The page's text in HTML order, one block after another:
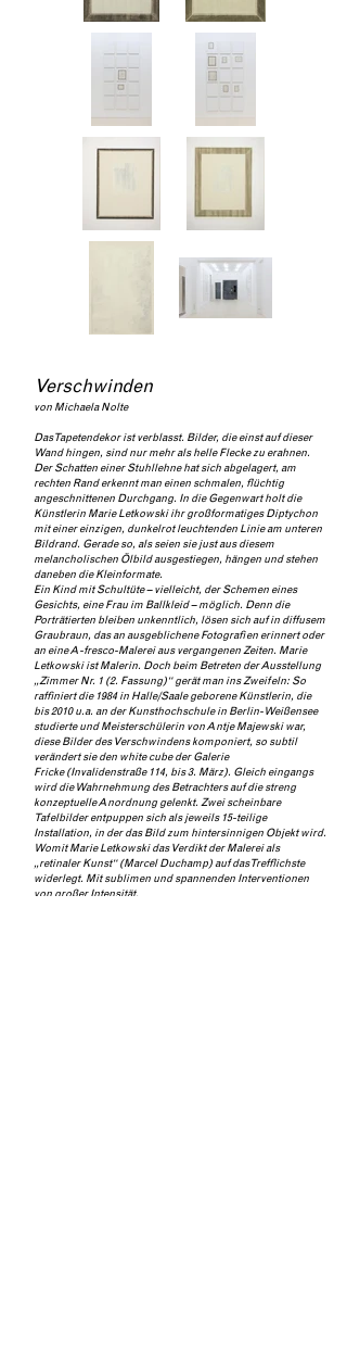
Verschwinden
von Michaela Nolte
Das Tapetendekor ist verblasst. Bilder, die einst auf dieser
Wand hingen, sind nur mehr als helle Flecke zu erahnen.
Der Schatten einer Stuhllehne hat sich abgelagert, am
rechten Rand erkennt man einen schmalen, flüchtig
angeschnittenen Durchgang. In die Gegenwart holt die
Künstlerin Marie Letkowski ihr großformatiges Diptychon
mit einer einzigen, dunkelrot leuchtenden Linie am unteren
Bildrand. Gerade so, als seien sie just aus diesem
melancholischen Ölbild ausgestiegen, hängen und stehen
daneben die Kleinformate.
Ein Kind mit Schultüte – vielleicht, der Schemen eines
Gesichts, eine Frau im Ballkleid – möglich. Denn die
Porträtierten bleiben unkenntlich, lösen sich auf in diffusem
Graubraun, das an ausgeblichene Fotografien erinnert oder
an eine A-fresco-Malerei aus vergangenen Zeiten. Marie
Letkowski ist Malerin. Doch beim Betreten der Ausstellung
„Zimmer Nr. 1 (2. Fassung)“ gerät man ins Zweifeln: So
raffiniert die 1984 in Halle/Saale geborene Künstlerin, die
bis 2010 u.a. an der Kunsthochschule in Berlin-Weißensee
studierte und Meisterschülerin von Antje Majewski war,
diese Bilder des Verschwindens komponiert, so subtil
verändert sie den white cube der Galerie
Fricke (Invalidenstraße 114, bis 3. März). Gleich eingangs
wird die Wahrnehmung des Betrachters auf die streng
konzeptuelle Anordnung gelenkt. Zwei scheinbare
Tafelbilder entpuppen sich als jeweils 15-teilige
Installation, in der das Bild zum hintersinnigen Objekt wird.
Womit Marie Letkowski das Verdikt der Malerei als
„retinaler Kunst“ (Marcel Duchamp) auf das Trefflichste
widerlegt. Mit sublimen und spannenden Interventionen
von großer Intensität.